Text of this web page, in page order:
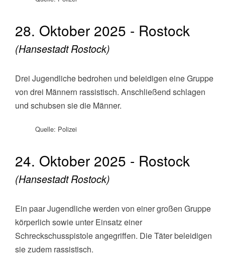
28. Oktober 2025 - Rostock
(Hansestadt Rostock)
Drei Jugendliche bedrohen und beleidigen eine Gruppe
von drei Männern rassistisch. Anschließend schlagen
und schubsen sie die Männer.
Quelle: Polizei
24. Oktober 2025 - Rostock
(Hansestadt Rostock)
Ein paar Jugendliche werden von einer großen Gruppe
körperlich sowie unter Einsatz einer
Schreckschusspistole angegriffen. Die Täter beleidigen
sie zudem rassistisch.